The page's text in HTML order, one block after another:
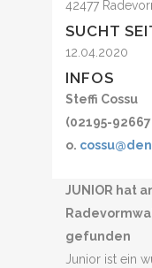
42477
SUCHT
12.04.2020
INFOS
Steffi Cossu
(02195-
o.
JUNIOR hat
gefunden
Junior ist ein